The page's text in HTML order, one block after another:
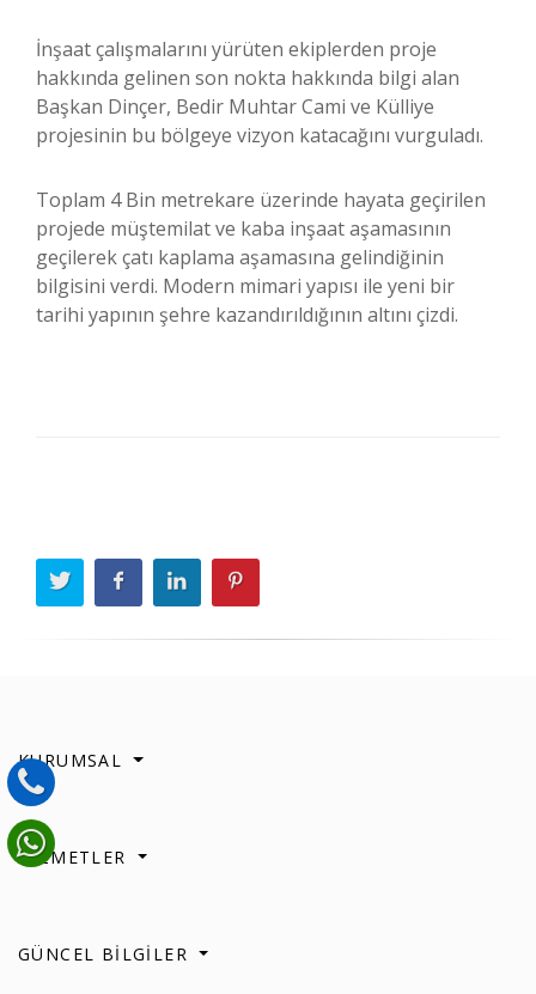
İnşaat çalışmalarını yürüten ekiplerden proje
hakkında gelinen son nokta hakkında bilgi alan
Başkan Dinçer, Bedir Muhtar Cami ve Külliye
projesinin bu bölgeye vizyon katacağını vurguladı.
Toplam 4 Bin metrekare üzerinde hayata geçirilen
projede müştemilat ve kaba inşaat aşamasının
geçilerek çatı kaplama aşamasına gelindiğinin
bilgisini verdi. Modern mimari yapısı ile yeni bir
tarihi yapının şehre kazandırıldığının altını çizdi.
KURUMSAL
HİZMETLER
GÜNCEL BİLGİLER